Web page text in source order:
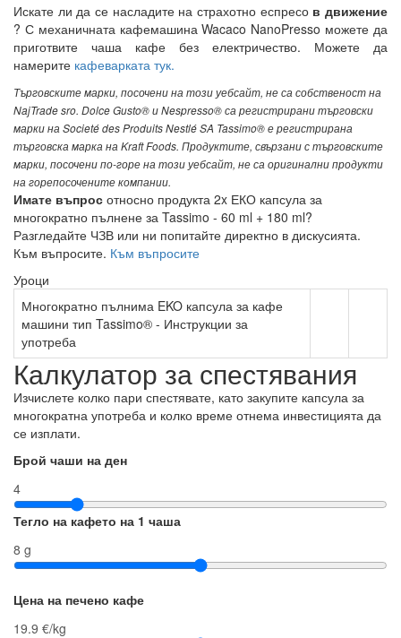
Искате ли да се насладите на страхотно еспресо в движение
? С механичната кафемашина Wacaco NanoPresso можете да
приготвите чаша кафе без електричество. Можете да
намерите кафеварката тук.
Търговските марки, посочени на този уебсайт, не са собственост на
NajTrade sro. Dolce Gusto® и Nespresso® са регистрирани търговски
марки на Societé des Produits Nestlé SA Tassimo® е регистрирана
търговска марка на Kraft Foods. Продуктите, свързани с търговските
марки, посочени по-горе на този уебсайт, не са оригинални продукти
на горепосочените компании.
Имате въпрос относно продукта 2x ЕКО капсула за
многократно пълнене за Tassimo - 60 ml + 180 ml?
Разгледайте ЧЗВ или ни попитайте директно в дискусията.
Към въпросите. Към въпросите
Уроци
Многократно пълнима EKO капсула за кафе
машини тип Tassimo® - Инструкции за
употреба
Калкулатор за спестявания
Изчислете колко пари спестявате, като закупите капсула за
многократна употреба и колко време отнема инвестицията да
се изплати.
Брой чаши на ден
4
Тегло на кафето на 1 чаша
8 g
Цена на печено кафе
19.9 €/kg